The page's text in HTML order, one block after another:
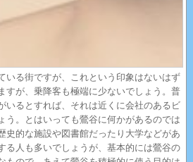
いる街ですが、これという印象はないはず
すが、乗降客も極端に少ないでしょう。普
いるとすれば、それは近くに会社のあるビ
う。とはいっても鶯谷に何かがあるのでは
史的な施設や図書館だったり大学などがあ
る人も多いでしょうが、基本的には鶯谷の